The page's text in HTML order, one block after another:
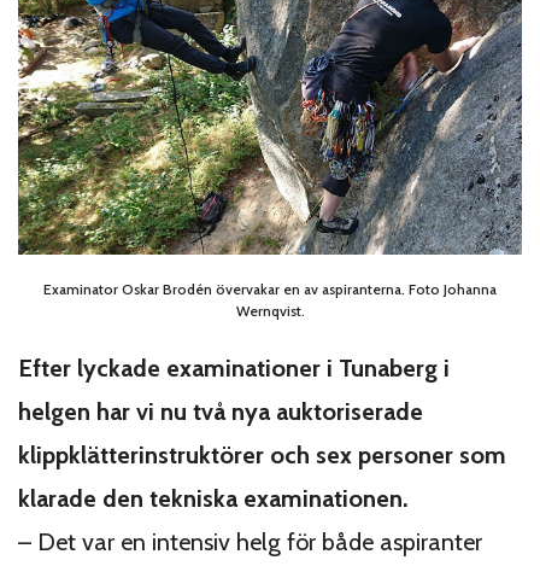
Examinator Oskar Brodén övervakar en av aspiranterna. Foto Johanna
Wernqvist.
Efter lyckade examinationer i Tunaberg i
helgen har vi nu två nya auktoriserade
klippklätterinstruktörer och sex personer som
klarade den tekniska examinationen.
– Det var en intensiv helg för både aspiranter